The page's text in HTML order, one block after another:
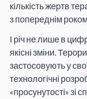
кількість жертв
з попереднім
І річ не лише в
якісні зміни.
застосовують у
технологічні
«просунутості» зі